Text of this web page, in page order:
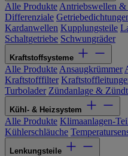
Alle Produkte Antriebswellen &
Differenziale
Kardanwellen Kupplungsteile
Schaltgetriebe Schwungräder
Kraftstoffsysteme
Alle Produkte Ansaugkrümmer
Kraftstofffilter
Turbolader Zündanlage &
Kühl- & Heizsystem
Alle Produkte Klimaanlagen-
Kühlerschläuche
Lenkungsteile